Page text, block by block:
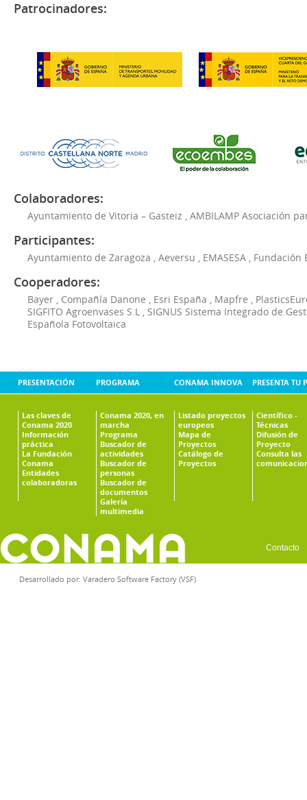
Patrocinadores:
Colaboradores:
Ayuntamiento de Vitoria – Gasteiz AMBILAMP Asociación
Participantes:
Ayuntamiento de Zaragoza Aeversu EMASESA Fundación
Cooperadores:
Bayer Compañía Danone Esri España Mapfre
SIGFITO Agroenvases S.L
SIGNUS Sistema Integrado de
Española Fotovoltaica
PRESENTACIÓN
Las claves de
Conama 2020
Información
práctica
La Fundación
Conama
Entidades
colaboradoras
PROGRAMA
Conama 2020, en
marcha
Programa
Buscador de
actividades
Buscador de
personas
Buscador de
documentos
Galería
multimedia
CONAMA INNOVA
Listado proyectos
europeos
Mapa de
Proyectos
Catálogo de
Proyectos
PRESENTA TU
Científico -
Técnicas
Difusión de
Proyecto
Consulta las
Contacto
Desarrollado por: Varadero Software Factory (VSF)